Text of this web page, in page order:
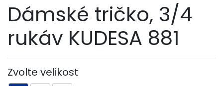
Dámské tričko, 3/4
rukáv KUDESA 881
Zvolte velikost